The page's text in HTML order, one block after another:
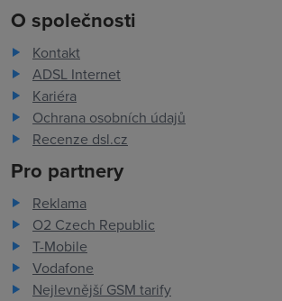
O společnosti
Kontakt
ADSL Internet
Kariéra
Ochrana osobních údajů
Recenze dsl.cz
Pro partnery
Reklama
O2 Czech Republic
T-Mobile
Vodafone
Nejlevnější GSM tarify